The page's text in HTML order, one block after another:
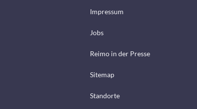
Impressum
Jobs
Reimo in der Presse
Sitemap
Standorte